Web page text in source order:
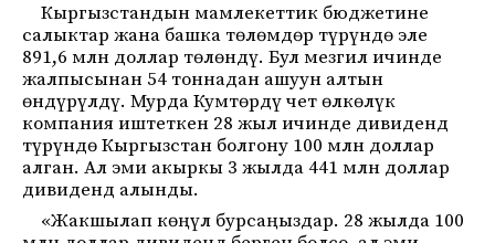
Кыргызстандын мамлекеттик бюджетине
салыктар жана башка төлөмдөр түрүндө эле
891,6 млн доллар төлөндү. Бул мезгил ичинде
жалпысынан 54 тоннадан ашуун алтын
өндүрүлдү. Мурда Кумтөрдү чет өлкөлүк
компания иштеткен 28 жыл ичинде дивиденд
түрүндө Кыргызстан болгону 100 млн доллар
алган. Ал эми акыркы 3 жылда 441 млн доллар
дивиденд алынды.
«Жакшылап көңүл бурсаңыздар. 28 жылда 100